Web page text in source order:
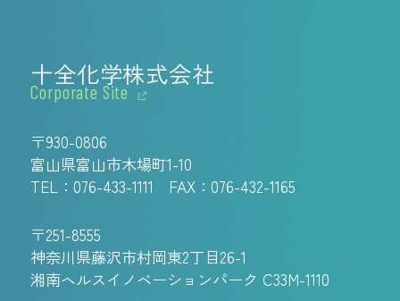
十全化学株式会社
Corporate Site
〒930-0806
富山県富山市木場町1-10
TEL： 076-433-1111 FAX：076-432-1165
〒251-8555
神奈川県藤沢市村岡東2丁目26-1
湘南ヘルスイノベーションパーク C33M-1110